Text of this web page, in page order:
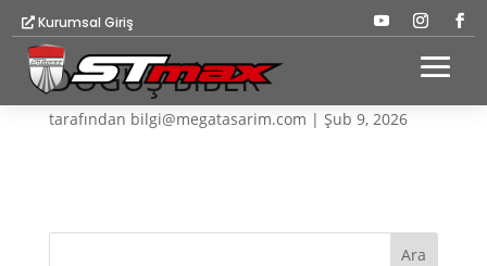
Kurumsal Giriş
DOĞUŞ BİBER
tarafından bilgi@megatasarim.com | Şub 9, 2026
Ara